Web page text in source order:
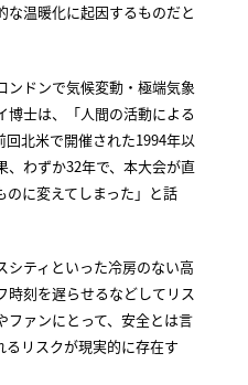
な温暖化に起因するものだと
ンドンで気候変動・極端気象
博士は、「​人間の活動による
北米で開催された1994年以
、わずか32年で、本大会が直
に変えてしまった」と話
シティといった冷房のない高
時刻を遅らせるなどしてリス
ファンにとって、安全とは言
るリスクが現実的に存在す